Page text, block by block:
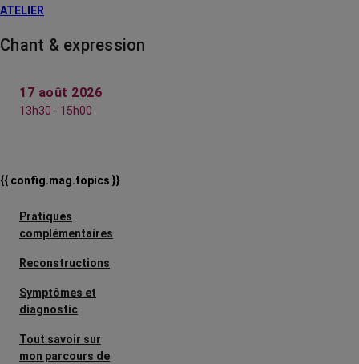
ATELIER
Chant & expression
17 août 2026
13h30 - 15h00
{{ config.mag.topics }}
Pratiques
complémentaires
Reconstructions
Symptômes et
diagnostic
Tout savoir sur
mon parcours de